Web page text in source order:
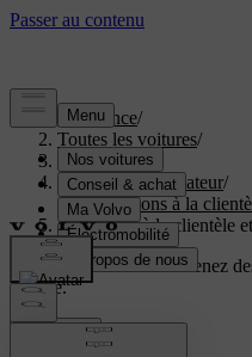
Assistance/
Toutes les voitures/
EX60 2027/
Manuel de l'utilisateur/
Informations à la
Assistance à la clientèle
Soutien personnaliséObtenez
voiture.
Connexion